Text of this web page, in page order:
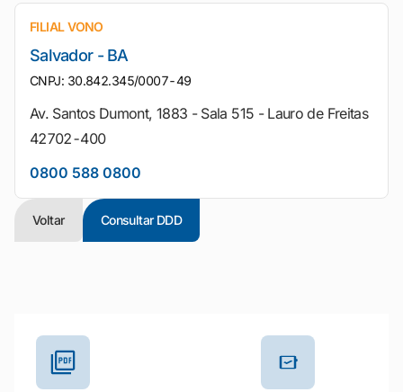
FILIAL VONO
Salvador - BA
CNPJ: 30.842.345/0007-49
Av. Santos Dumont, 1883 - Sala 515 - Lauro de Freitas
42702-400
0800 588 0800
Voltar Consultar DDD